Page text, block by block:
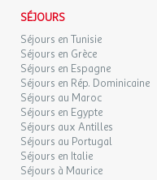
SÉJOURS
Séjours en Tunisie
Séjours en Grèce
Séjours en Espagne
Séjours en Rép. Dominicaine
Séjours au Maroc
Séjours en Egypte
Séjours aux Antilles
Séjours au Portugal
Séjours en Italie
Séjours à Maurice